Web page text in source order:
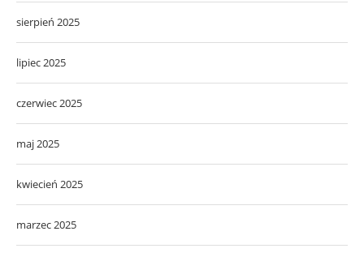
sierpień 2025
lipiec 2025
czerwiec 2025
maj 2025
kwiecień 2025
marzec 2025